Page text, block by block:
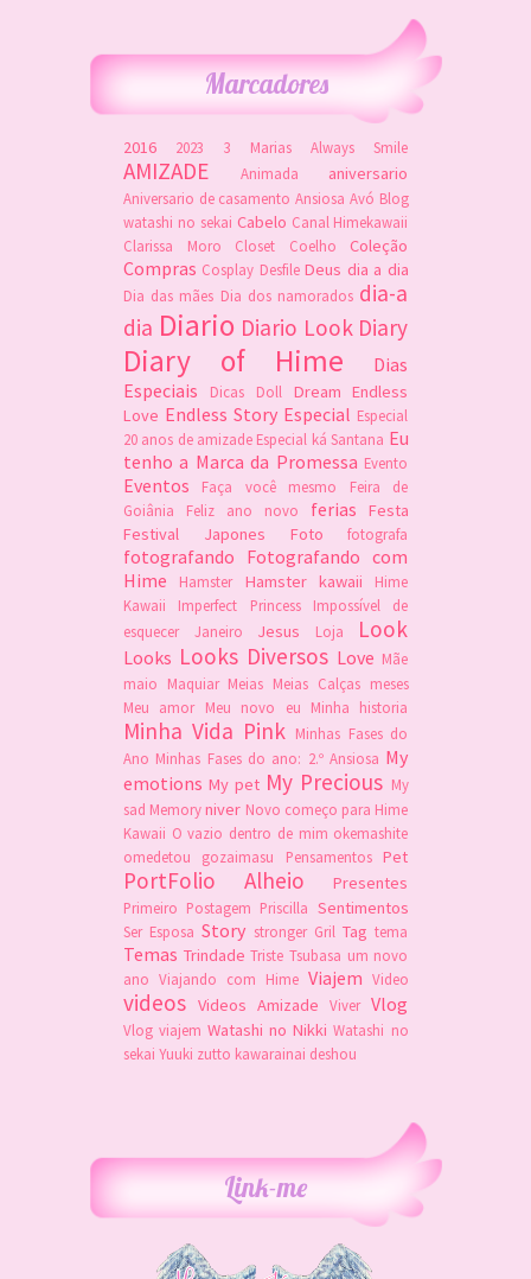
Marcadores
2016 2023 3 Marias Always Smile
AMIZADE Animada aniversario
Aniversario de casamento Ansiosa Avó Blog
watashi no sekai Cabelo Canal Himekawaii
Clarissa Moro
Closet Coelho Coleção
Compras Cosplay Desfile Deus dia a dia
Dia das mães Dia dos namorados dia-a
dia Diario Diario Look Diary
Diary of Hime
Dias
Especiais
Dicas Doll Dream Endless
Love Endless Story Especial Especial
20 anos de amizade Especial ká Santana Eu
tenho a Marca da Promessa Evento
Eventos Faça você mesmo
Feira de
Goiânia
Feliz ano novo ferias
Festa
Festival Japones
Foto fotografa
fotografando Fotografando com
Hime
Hamster Hamster kawaii
Hime
Kawaii
Imperfect Princess
Impossível de
esquecer
Janeiro Jesus Loja Look
Looks Looks Diversos Love Mãe
maio
Maquiar Meias Meias Calças meses
Meu amor Meu novo eu Minha historia
Minha Vida Pink
Minhas Fases do
Ano Minhas Fases do ano: 2.º Ansiosa My
emotions My pet My Precious My
sad Memory niver Novo começo para Hime
Kawaii O vazio dentro de mim okemashite
omedetou gozaimasu
Pensamentos Pet
PortFolio Alheio Presentes
Primeiro Postagem Priscilla Sentimentos
Ser Esposa Story stronger Gril Tag tema
Temas Trindade Triste Tsubasa um novo
ano Viajando com Hime Viajem Video
videos Videos Amizade Viver Vlog
Vlog viajem Watashi no Nikki Watashi no
sekai Yuuki zutto kawarainai deshou
Link-me